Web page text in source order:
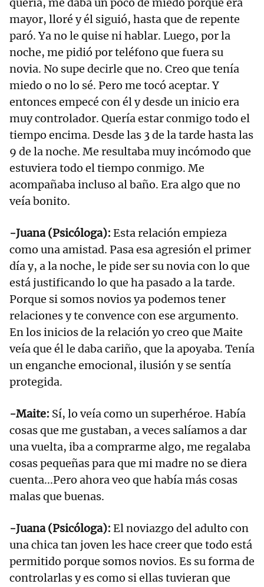
quería, me daba un poco de miedo porque era
mayor, lloré y él siguió, hasta que de repente
paró. Ya no le quise ni hablar. Luego, por la
noche, me pidió por teléfono que fuera su
novia. No supe decirle que no. Creo que tenía
miedo o no lo sé. Pero me tocó aceptar. Y
entonces empecé con él y desde un inicio era
muy controlador. Quería estar conmigo todo el
tiempo encima. Desde las 3 de la tarde hasta las
9 de la noche. Me resultaba muy incómodo que
estuviera todo el tiempo conmigo. Me
acompañaba incluso al baño. Era algo que no
veía bonito.
-Juana (Psicóloga): Esta relación empieza
como una amistad. Pasa esa agresión el primer
día y, a la noche, le pide ser su novia con lo que
está justificando lo que ha pasado a la tarde.
Porque si somos novios ya podemos tener
relaciones y te convence con ese argumento.
En los inicios de la relación yo creo que Maite
veía que él le daba cariño, que la apoyaba. Tenía
un enganche emocional, ilusión y se sentía
protegida.
-Maite: Sí, lo veía como un superhéroe. Había
cosas que me gustaban, a veces salíamos a dar
una vuelta, iba a comprarme algo, me regalaba
cosas pequeñas para que mi madre no se diera
cuenta...Pero ahora veo que había más cosas
malas que buenas.
-Juana (Psicóloga): El noviazgo del adulto con
una chica tan joven les hace creer que todo está
permitido porque somos novios. Es su forma de
controlarlas y es como si ellas tuvieran que